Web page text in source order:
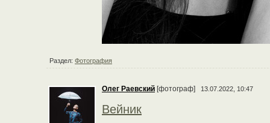
Раздел: Фотография
Олег Раевский [фотограф] 13.07.2022, 10:47
Вейник